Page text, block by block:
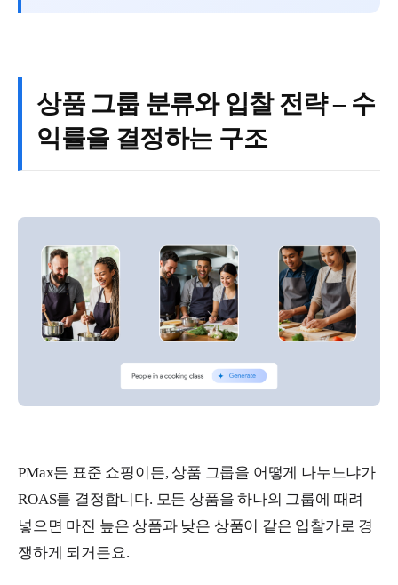
상품 그룹 분류와 입찰 전략 – 수
익률을 결정하는 구조
PMax든 표준 쇼핑이든, 상품 그룹을 어떻게 나누느냐가
ROAS를 결정합니다. 모든 상품을 하나의 그룹에 때려
넣으면 마진 높은 상품과 낮은 상품이 같은 입찰가로 경
쟁하게 되거든요.